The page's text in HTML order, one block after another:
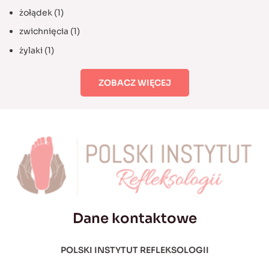
żołądek(1)
zwichnięcia (1)
żylaki (1)
ZOBACZ WIĘCEJ
Dane kontaktowe
POLSKI INSTYTUT REFLEKSOLOGII